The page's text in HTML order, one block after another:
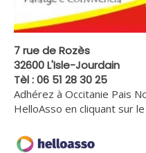
7 rue de Rozès
32600 L'Isle-Jourdain
Tèl : 06 51 28 30 25
Adhérez à Occitanie Pais
HelloAsso en cliquant sur